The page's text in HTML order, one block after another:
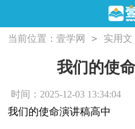
当前位置：壹学网 > 实用文
我们的使
时间：2025-12-03 13:34:04
我们的使命演讲稿高中